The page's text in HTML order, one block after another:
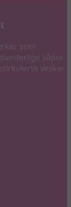
som
såper
vesker